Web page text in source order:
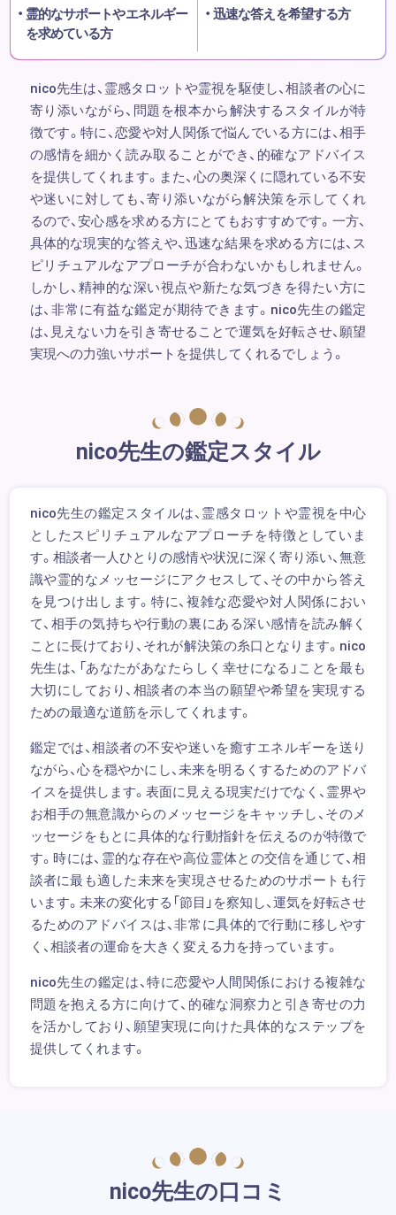
霊的なサポートやエネルギー
を求めている方
迅速な答えを希望する方
nico先生は、霊感タロットや霊視を駆使し、相談者の心に
寄り添いながら、問題を根本から解決するスタイルが特
徴です。特に、恋愛や対人関係で悩んでいる方には、相手
の感情を細かく読み取ることができ、的確なアドバイス
を提供してくれます。また、心の奥深くに隠れている不安
や迷いに対しても、寄り添いながら解決策を示してくれ
るので、安心感を求める方にとてもおすすめです。一方、
具体的な現実的な答えや、迅速な結果を求める方には、ス
ピリチュアルなアプローチが合わないかもしれません。
しかし、精神的な深い視点や新たな気づきを得たい方に
は、非常に有益な鑑定が期待できます。nico先生の鑑定
は、見えない力を引き寄せることで運気を好転させ、願望
実現への力強いサポートを提供してくれるでしょう。
nico先生の鑑定スタイル
nico先生の鑑定スタイルは、霊感タロットや霊視を中心
としたスピリチュアルなアプローチを特徴としていま
す。相談者一人ひとりの感情や状況に深く寄り添い、無意
識や霊的なメッセージにアクセスして、その中から答え
を見つけ出します。特に、複雑な恋愛や対人関係におい
て、相手の気持ちや行動の裏にある深い感情を読み解く
ことに長けており、それが解決策の糸口となります。nico
先生は、「あなたがあなたらしく幸せになる」ことを最も
大切にしており、相談者の本当の願望や希望を実現する
ための最適な道筋を示してくれます。
鑑定では、相談者の不安や迷いを癒すエネルギーを送り
ながら、心を穏やかにし、未来を明るくするためのアドバ
イスを提供します。表面に見える現実だけでなく、霊界や
お相手の無意識からのメッセージをキャッチし、そのメ
ッセージをもとに具体的な行動指針を伝えるのが特徴で
す。時には、霊的な存在や高位霊体との交信を通じて、相
談者に最も適した未来を実現させるためのサポートも行
います。未来の変化する「節目」を察知し、運気を好転させ
るためのアドバイスは、非常に具体的で行動に移しやす
く、相談者の運命を大きく変える力を持っています。
nico先生の鑑定は、特に恋愛や人間関係における複雑な
問題を抱える方に向けて、的確な洞察力と引き寄せの力
を活かしており、願望実現に向けた具体的なステップを
提供してくれます。
nico先生の口コミ